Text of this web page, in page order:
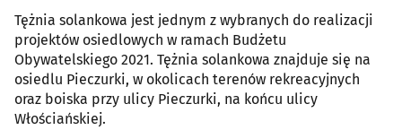
Tężnia solankowa jest jednym z wybranych do realizacji
projektów osiedlowych w ramach Budżetu
Obywatelskiego 2021. Tężnia solankowa znajduje się na
osiedlu Pieczurki, w okolicach terenów rekreacyjnych
oraz boiska przy ulicy Pieczurki, na końcu ulicy
Włościańskiej.